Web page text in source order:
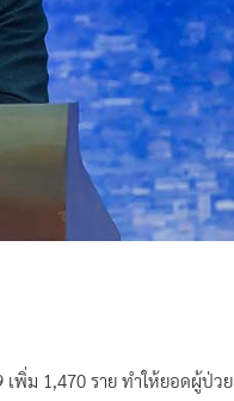
พิ่ม 1,470 ราย ทำให้ยอดผู้ป่วย